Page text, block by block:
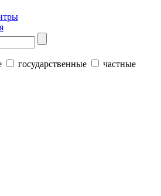
государственные
частные